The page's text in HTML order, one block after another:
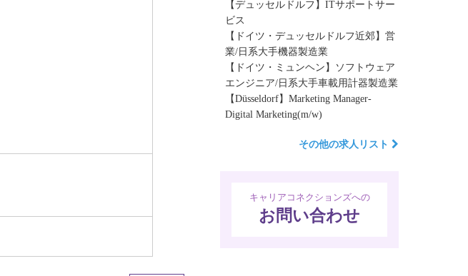
【デュッセルドルフ】ITサポートサー
ビス
【ドイツ・デュッセルドルフ近郊】営
業/日系大手機器製造業
【ドイツ・ミュンヘン】ソフトウェア
エンジニア/日系大手車載用計器製造業
【Düsseldorf】Marketing Manager-
Digital Marketing(m/w)
その他の求人リスト
キャリアコネクションズへの
お問い合わせ